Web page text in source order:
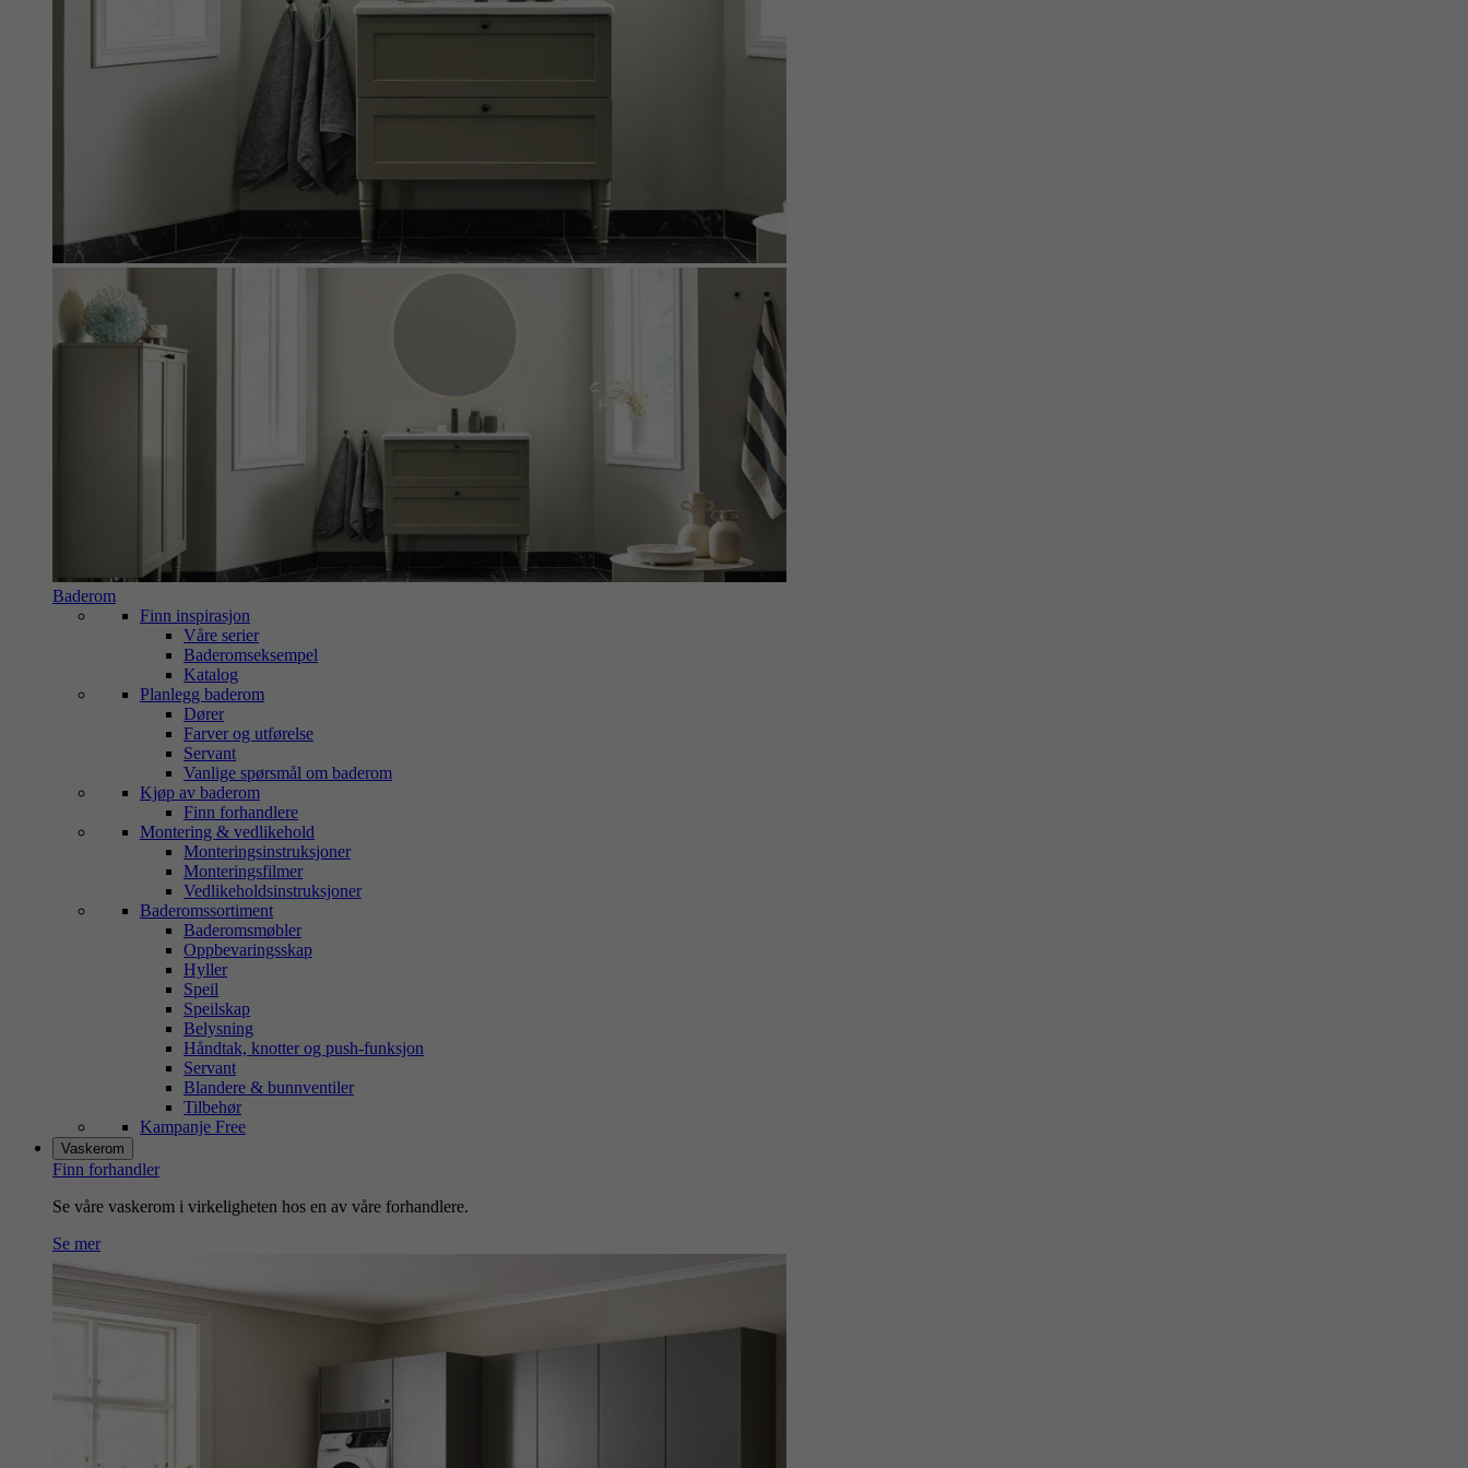
Baderom
Finn inspirasjon
Våre serier
Baderomseksempel
Katalog
Planlegg baderom
Dører
Farver og utførelse
Servant
Vanlige spørsmål om baderom
Kjøp av baderom
Finn forhandlere
Montering & vedlikehold
Monteringsinstruksjoner
Monteringsfilmer
Vedlikeholdsinstruksjoner
Baderomssortiment
Baderomsmøbler
Oppbevaringsskap
Hyller
Speil
Speilskap
Belysning
Håndtak, knotter og push-funksjon
Servant
Blandere & bunnventiler
Tilbehør
Kampanje Free
Vaskerom
Finn forhandler
Se våre vaskerom i virkeligheten hos en av våre forhandlere.
Se mer